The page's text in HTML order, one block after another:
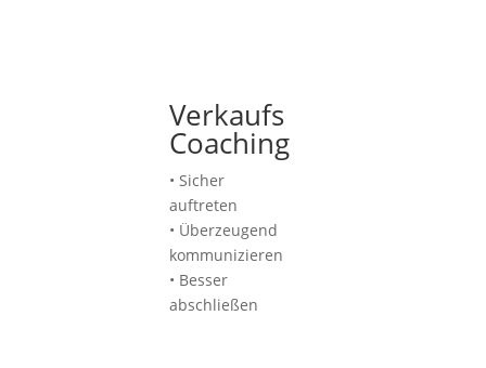
Verkaufs
Coaching
• Sicher
auftreten
• Überzeugend
kommunizieren
• Besser
abschließen
Berater